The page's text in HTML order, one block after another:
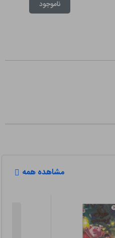
ناموجود
مشاهده همه